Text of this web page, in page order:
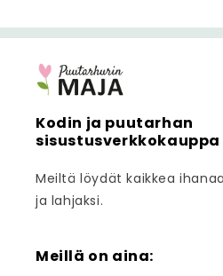
Kodin ja puutarhan
sisustusverkkokauppa
Meiltä löydät kaikkea
ja lahjaksi.
Meillä on aina: